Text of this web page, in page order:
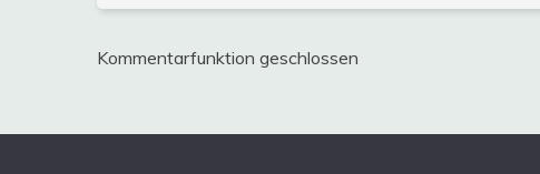
Kommentarfunktion geschlossen